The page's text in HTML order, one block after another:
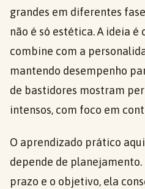
grandes em diferentes
não é só estética. A ideia é
combine com a
mantendo desempenho
de bastidores mostram
intensos, com foco em
O aprendizado prático
depende de planejamento.
prazo e o objetivo, ela